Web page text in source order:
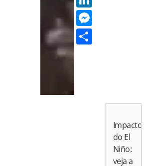
Impactos
do El
Niño:
veja a